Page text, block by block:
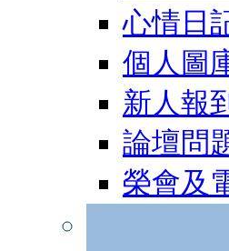
心情日
個人圖
新人報
論壇問
榮會及